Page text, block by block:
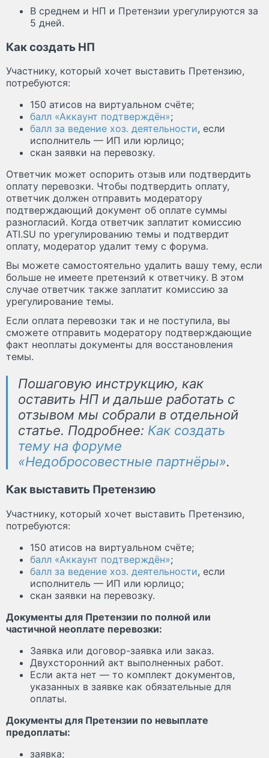
В среднем и НП и Претензии урегулируются за
5 дней.
Как создать НП
Участнику, который хочет выставить Претензию,
потребуются:
150 атисов на виртуальном счёте;
балл «Аккаунт подтверждён»;
балл за ведение хоз. деятельности, если
исполнитель — ИП или юрлицо;
скан заявки на перевозку.
Ответчик может оспорить отзыв или подтвердить
оплату перевозки. Чтобы подтвердить оплату,
ответчик должен отправить модератору
подтверждающий документ об оплате суммы
разногласий. Когда ответчик заплатит комиссию
ATI.SU по урегулированию темы и подтвердит
оплату, модератор удалит тему с форума.
Вы можете самостоятельно удалить вашу тему, если
больше не имеете претензий к ответчику. В этом
случае ответчик также заплатит комиссию за
урегулирование темы.
Если оплата перевозки так и не поступила, вы
сможете отправить модератору подтверждающие
факт неоплаты документы для восстановления
темы.
Пошаговую инструкцию, как
оставить НП и дальше работать с
отзывом мы собрали в отдельной
статье. Подробнее: Как создать
тему на форуме
«Недобросовестные партнёры».
Как выставить Претензию
Участнику, который хочет выставить Претензию,
потребуются:
150 атисов на виртуальном счёте;
балл «Аккаунт подтверждён»;
балл за ведение хоз. деятельности, если
исполнитель — ИП или юрлицо;
скан заявки на перевозку.
Документы для Претензии по полной или
частичной неоплате перевозки:
Заявка или договор-заявка или заказ.
Двухсторонний акт выполненных работ.
Если акта нет — то комплект документов,
указанных в заявке как обязательные для
оплаты.
Документы для Претензии по невыплате
предоплаты:
заявка;